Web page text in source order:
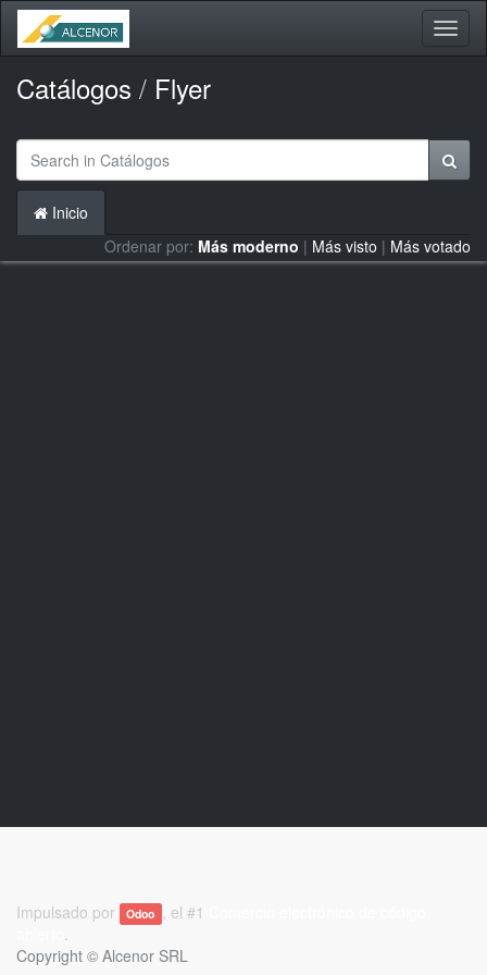
Catálogos / Flyer
Inicio
Ordenar por: Más moderno | Más visto | Más votado
Impulsado por Odoo , el #1
.
Copyright © Alcenor SRL